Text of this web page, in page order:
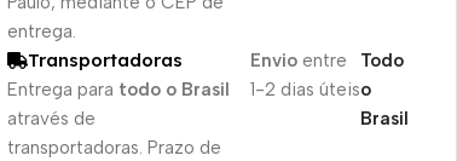
entrega.
Transportadoras
Entrega para todo o Brasil
através de
transportadoras. Prazo de
Envio entre
1-2 dias úteis
Todo
o
Brasil